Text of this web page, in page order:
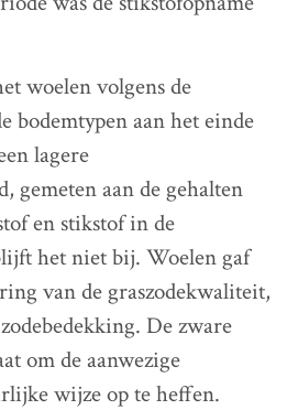
woelen volgens de
bodemtypen aan het einde
lagere
gemeten aan de gehalten
en stikstof in de
het niet bij. Woelen gaf
van de graszodekwaliteit,
De zware
om de aanwezige
wijze op te heffen.